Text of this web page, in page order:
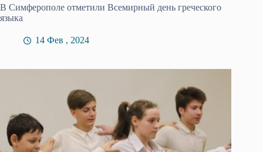
В Симферополе отметили Всемирный день греческого
языка
14 Фев , 2024